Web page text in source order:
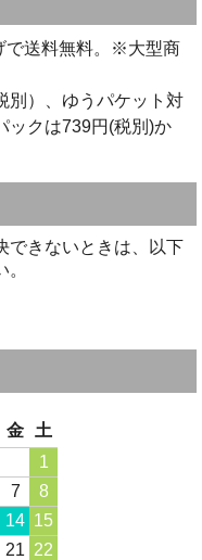
で送料無料。※大型商
別）、ゆうパケット対
ックは739円(税別)か
できないときは、以下
金
土
1
7
8
14 15
21 22